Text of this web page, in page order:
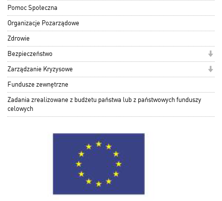
Pomoc Społeczna
Organizacje Pozarządowe
Zdrowie
Bezpieczeństwo
Zarządzanie Kryzysowe
Fundusze zewnętrzne
Zadania zrealizowane z budżetu państwa lub z państwowych funduszy
celowych